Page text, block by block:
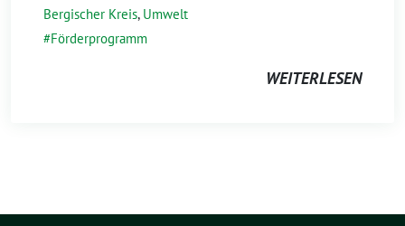
Bergischer Kreis, Umwelt
Förderprogramm
WEITERLESEN